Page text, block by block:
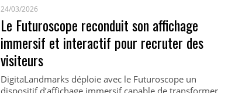
24/03/2026
Le Futuroscope reconduit son affichage
immersif et interactif pour recruter des
visiteurs
DigitaLandmarks déploie avec le Futuroscope un
dispositif d’affichage immersif capable de transformer